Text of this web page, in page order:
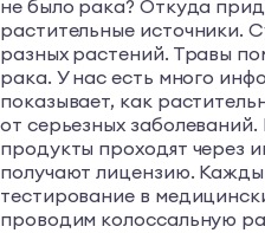
не было рака? Откуда
растительные источники.
разных растений. Травы
рака. У нас есть много
показывает, как
от серьезных
продукты проходят через
получают лицензию.
тестирование в
проводим колоссальную